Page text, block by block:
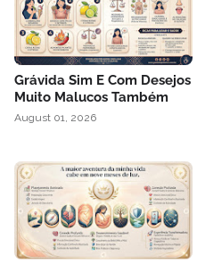
Grávida Sim E Com Desejos
Muito Malucos Também
August 01, 2026